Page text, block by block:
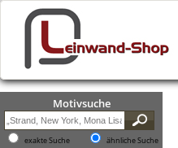
Motivsuche
exakte Suche
ähnliche Suche